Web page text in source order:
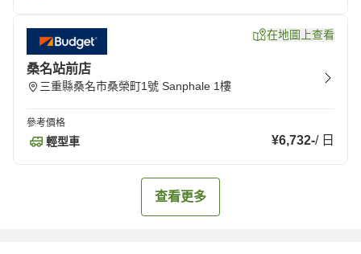
在地圖上查看
桑名站前店
三重縣桑名市桑榮町1號 Sanphale 1樓
參考價格
輕型車 ¥6,732-/ 日
查看更多